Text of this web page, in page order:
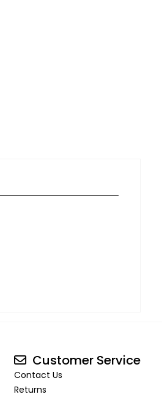
Customer Service
Contact Us
Returns